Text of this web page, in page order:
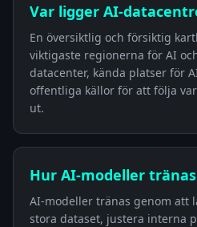
Var ligger AI-
En översiktlig och försiktig
viktigaste regionerna för AI
datacenter, kända platser för
offentliga källor för att följa
ut.
Hur AI-modeller tränas
AI-modeller tränas genom att
stora dataset, justera interna